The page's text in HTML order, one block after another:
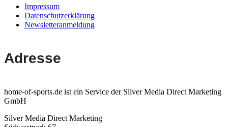
Impressum
Datenschutzerklärung
Newsletteranmeldung
Adresse
home-of-sports.de ist ein Service der Silver Media Direct Marketing
GmbH
Silver Media Direct Marketing